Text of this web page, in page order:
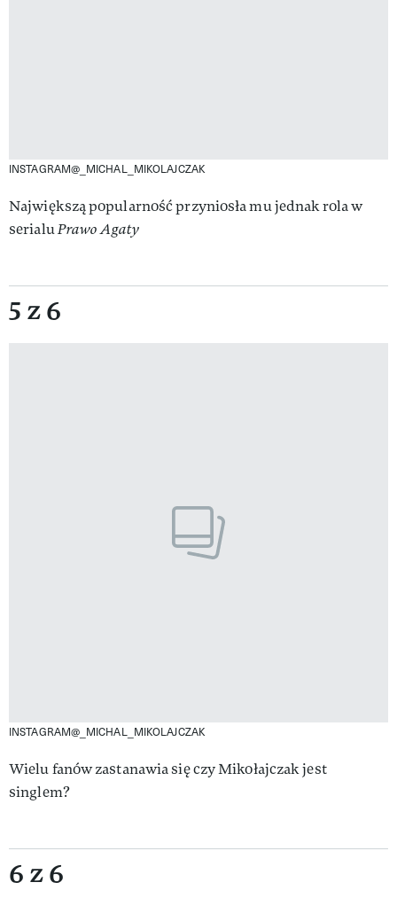
INSTAGRAM@_MICHAL_MIKOLAJCZAK
Największą popularność przyniosła mu jednak rola w
serialuPrawo Agaty
5 z 6
INSTAGRAM@_MICHAL_MIKOLAJCZAK
Wielu fanów zastanawia się czy Mikołajczak jest
singlem?
6 z 6